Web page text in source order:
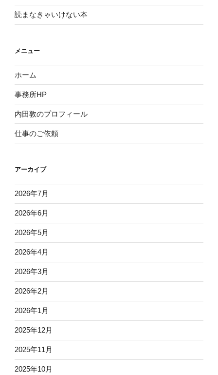
読まなきゃいけない本
メニュー
ホーム
事務所HP
内田敦のプロフィール
仕事のご依頼
アーカイブ
2026年7月
2026年6月
2026年5月
2026年4月
2026年3月
2026年2月
2026年1月
2025年12月
2025年11月
2025年10月